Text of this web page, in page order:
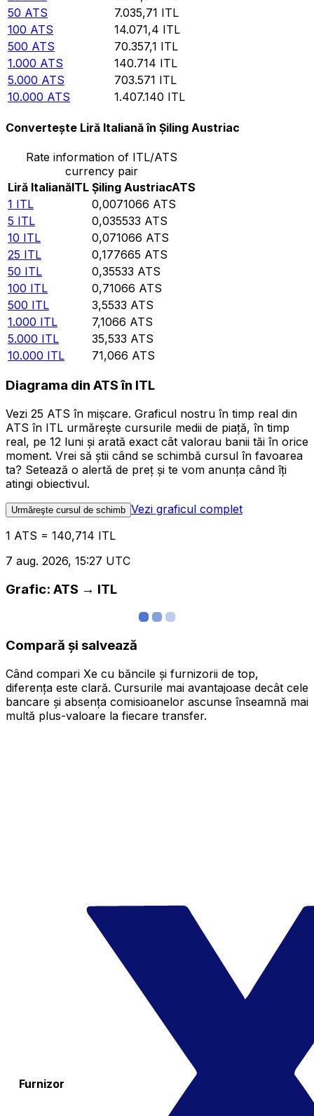
50 ATS 7.035,71 ITL
100 ATS 14.071,4 ITL
500 ATS 70.357,1 ITL
1.000 ATS 140.714 ITL
5.000 ATS 703.571 ITL
10.000 ATS 1.407.140 ITL
Convertește Liră Italiană în Șiling Austriac
Rate information of ITL/ATS
currency pair
Liră ItalianăITL Șiling AustriacATS
1 ITL 0,0071066 ATS
5 ITL 0,035533 ATS
10 ITL 0,071066 ATS
25 ITL 0,177665 ATS
50 ITL 0,35533 ATS
100 ITL 0,71066 ATS
500 ITL 3,5533 ATS
1.000 ITL 7,1066 ATS
5.000 ITL 35,533 ATS
10.000 ITL 71,066 ATS
Diagrama din ATS în ITL
Vezi 25 ATS în mișcare. Graficul nostru în timp real din
ATS în ITL urmărește cursurile medii de piață, în timp
real, pe 12 luni și arată exact cât valorau banii tăi în orice
moment. Vrei să știi când se schimbă cursul în favoarea
ta? Setează o alertă de preț și te vom anunța când îți
atingi obiectivul.
Urmăreşte cursul de schimb Vezi graficul complet
1 ATS = 140,714 ITL
7 aug. 2026, 15:27 UTC
Grafic: ATS → ITL
Compară și salvează
Când compari Xe cu băncile și furnizorii de top,
diferența este clară. Cursurile mai avantajoase decât cele
bancare și absența comisioanelor ascunse înseamnă mai
multă plus-valoare la fiecare transfer.
Furnizor